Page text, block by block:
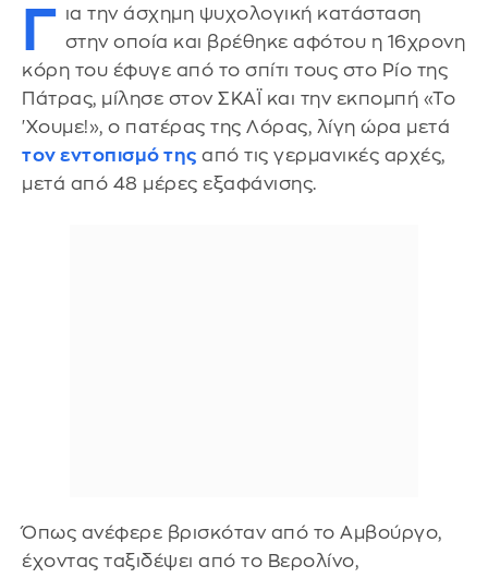
Γ ια την άσχημη ψυχολογική κατάσταση
στην οποία και βρέθηκε αφότου η 16χρονη
κόρη του έφυγε από το σπίτι τους στο Ρίο της
Πάτρας, μίλησε στον ΣΚΑΪ και την εκπομπή «Το
'Χουμε!», ο πατέρας της Λόρας, λίγη ώρα μετά
τον εντοπισμό της από τις γερμανικές αρχές,
μετά από 48 μέρες εξαφάνισης.
Όπως ανέφερε βρισκόταν από το Αμβούργο,
έχοντας ταξιδέψει από το Βερολίνο,